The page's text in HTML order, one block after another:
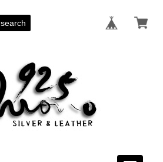
search